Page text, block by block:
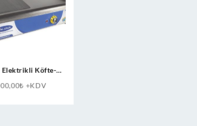
Elektrikli Köfte-
Izgara
₺ +KDV